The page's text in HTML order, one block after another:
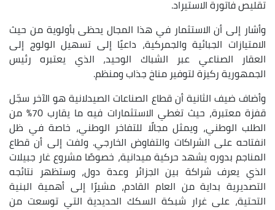
تقليص فاتورة الاستيراد.
وأشار إلى أن الاستثمار في هذا المجال يحظى بأولوية من حيث
الامتيازات الجبائية والجمركية، داعيًا إلى تسهيل الولوج إلى
العقار الصناعي عبر الشباك الوحيد، الذي يعتبره رئيس
الجمهورية ركيزة لتوفير مناخ جذاب ومنظم.
وأضاف ضيف الثانية أن قطاع الصناعات الصيدلانية هو الآخر سجّل
قفزة معتبرة، حيث تغطي الاستثمارات فيه ما يقارب 70% من
الطلب الوطني، ويمثل مجالًا للتفاخر الوطني، خاصة في ظل
انفتاحه على الشراكات والتفاوض الخارجي. ولفت إلى أن قطاع
المناجم بدوره يشهد حركية ميدانية، خصوصًا مشروع غار جبيلات
الذي يعرف شراكة بين الجزائر وعدة دول، وستظهر نتائجه
التصديرية بداية من العام القادم، مشيرًا إلى أهمية البنية
التحتية، على غرار شبكة السكك الحديدية التي توسعت من